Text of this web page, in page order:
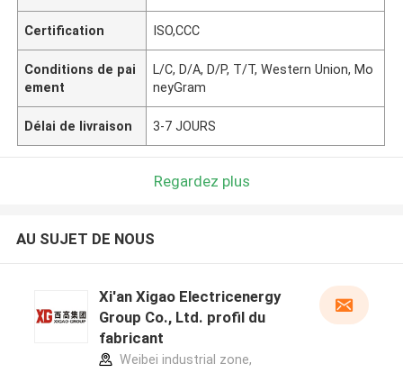
Certification ISO,CCC
Conditions de pai
ement
L/C, D/A, D/P, T/T, Western Union, Mo
neyGram
Délai de livraison 3-7 JOURS
Regardez plus
AU SUJET DE NOUS
Xi'an Xigao Electricenergy
Group Co., Ltd. profil du
fabricant
Weibei industrial zone,